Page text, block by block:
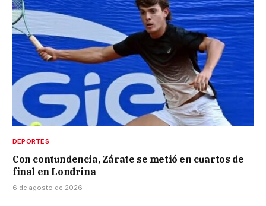
DEPORTES
Con contundencia, Zárate se metió en cuartos de
final en Londrina
6 de agosto de 2026